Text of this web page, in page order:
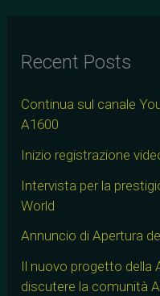
Recent Posts
Continua sul canale
A1600
Inizio registrazione
Intervista per la
World
Annuncio di Apertura
Il nuovo progetto della
discutere la comunità